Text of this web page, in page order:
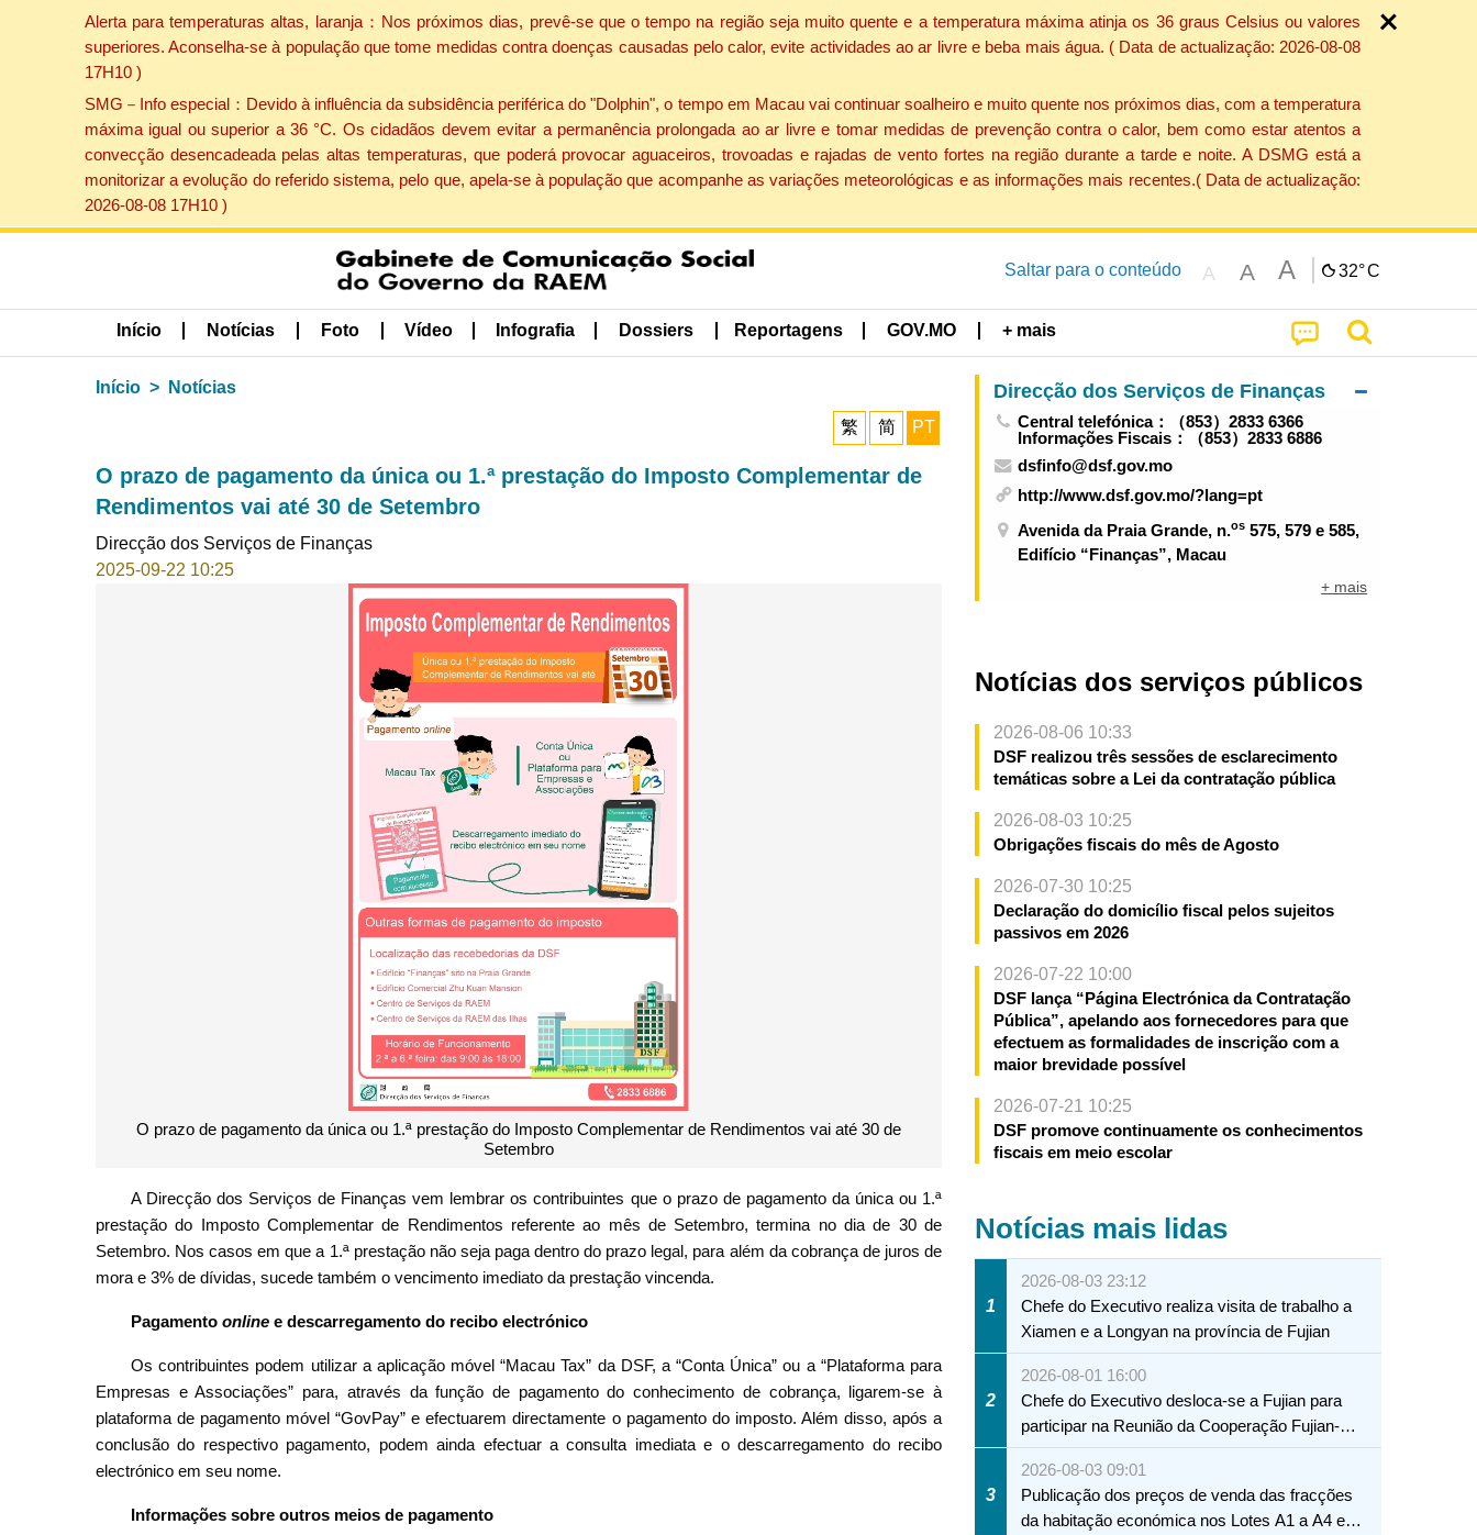
Alerta para temperaturas altas, laranja：Nos próximos dias, prevê-se que o tempo na região seja muito quente e a temperatura máxima atinja os 36 graus Celsius ou valores
superiores. Aconselha-se à população que tome medidas contra doenças causadas pelo calor, evite actividades ao ar livre e beba mais água. ( Data de actualização: 2026-08-08
17H10 )
SMG－Info especial：Devido à influência da subsidência periférica do "Dolphin", o tempo em Macau vai continuar soalheiro e muito quente nos próximos dias, com a temperatura
máxima igual ou superior a 36 °C. Os cidadãos devem evitar a permanência prolongada ao ar livre e tomar medidas de prevenção contra o calor, bem como estar atentos a
convecção desencadeada pelas altas temperaturas, que poderá provocar aguaceiros, trovoadas e rajadas de vento fortes na região durante a tarde e noite. A DSMG está a
monitorizar a evolução do referido sistema, pelo que, apela-se à população que acompanhe as variações meteorológicas e as informações mais recentes.( Data de actualização:
2026-08-08 17H10 )
Saltar para o conteúdo A A A 32°C
Início Notícias Foto Vídeo Infografia Dossiers Reportagens GOV.MO + mais
Início Notícias
繁 简 PT
O prazo de pagamento da única ou 1.ª prestação do Imposto Complementar de
Rendimentos vai até 30 de Setembro
Direcção dos Serviços de Finanças
2025-09-22 10:25
O prazo de pagamento da única ou 1.ª prestação do Imposto Complementar de Rendimentos vai até 30 de
Setembro
A Direcção dos Serviços de Finanças vem lembrar os contribuintes que o prazo de pagamento da única ou 1.ª
prestação do Imposto Complementar de Rendimentos referente ao mês de Setembro, termina no dia de 30 de
Setembro. Nos casos em que a 1.ª prestação não seja paga dentro do prazo legal, para além da cobrança de juros de
mora e 3% de dívidas, sucede também o vencimento imediato da prestação vincenda.
Pagamento online e descarregamento do recibo electrónico
Os contribuintes podem utilizar a aplicação móvel “Macau Tax” da DSF, a “Conta Única” ou a “Plataforma para
Empresas e Associações” para, através da função de pagamento do conhecimento de cobrança, ligarem-se à
plataforma de pagamento móvel “GovPay” e efectuarem directamente o pagamento do imposto. Além disso, após a
conclusão do respectivo pagamento, podem ainda efectuar a consulta imediata e o descarregamento do recibo
electrónico em seu nome.
Informações sobre outros meios de pagamento
Direcção dos Serviços de Finanças
Central telefónica：（853）2833 6366
Informações Fiscais：（853）2833 6886
dsfinfo@dsf.gov.mo
http://www.dsf.gov.mo/?lang=pt
Avenida da Praia Grande, n.os 575, 579 e 585,
Edifício “Finanças”, Macau
+ mais
Notícias dos serviços públicos
2026-08-06 10:33
DSF realizou três sessões de esclarecimento
temáticas sobre a Lei da contratação pública
2026-08-03 10:25
Obrigações fiscais do mês de Agosto
2026-07-30 10:25
Declaração do domicílio fiscal pelos sujeitos
passivos em 2026
2026-07-22 10:00
DSF lança “Página Electrónica da Contratação
Pública”, apelando aos fornecedores para que
efectuem as formalidades de inscrição com a
maior brevidade possível
2026-07-21 10:25
DSF promove continuamente os conhecimentos
fiscais em meio escolar
Notícias mais lidas
1
2026-08-03 23:12
Chefe do Executivo realiza visita de trabalho a
Xiamen e a Longyan na província de Fujian
2
2026-08-01 16:00
Chefe do Executivo desloca-se a Fujian para
participar na Reunião da Cooperação Fujian-
Macau
3
2026-08-03 09:01
Publicação dos preços de venda das fracções
da habitação económica nos Lotes A1 a A4 e